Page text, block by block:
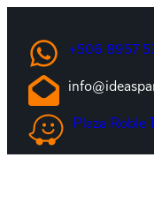
+506 8957
Plaza Roble